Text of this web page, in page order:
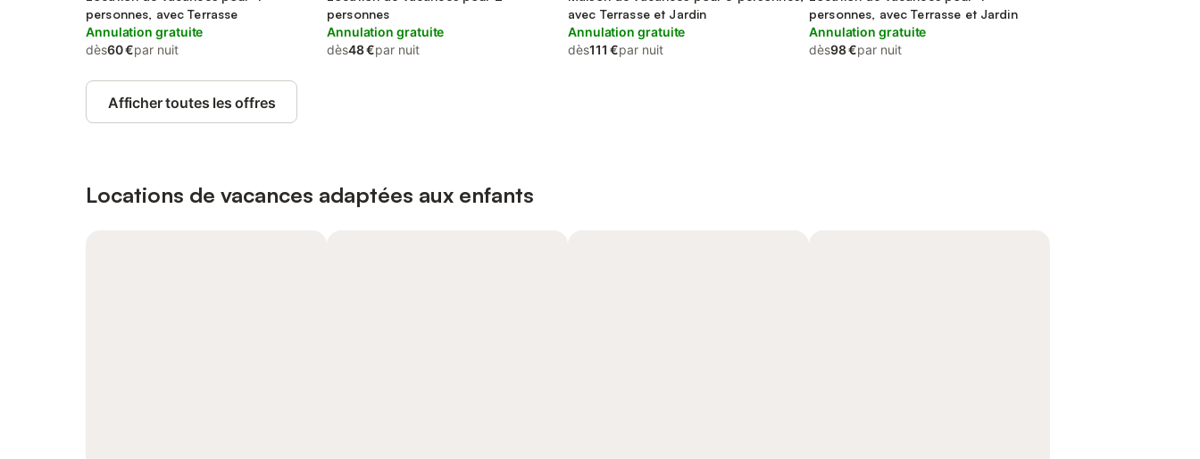
personnes, avec Terrasse
Annulation gratuite
dès60 €par nuit
personnes
Annulation gratuite
dès48 €par nuit
avec Terrasse et Jardin
Annulation gratuite
dès111 €par nuit
personnes, avec Terrasse et Jardin
Annulation gratuite
dès98 €par nuit
Afficher toutes les offres
Locations de vacances adaptées aux enfants